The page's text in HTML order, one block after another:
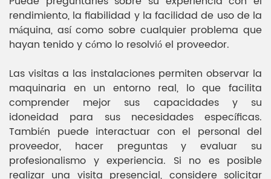
rendimiento, la fiabilidad y la facilidad de uso de la
máquina, así como sobre cualquier problema que
hayan tenido y cómo lo resolvió el proveedor.
Las visitas a las instalaciones permiten observar la
maquinaria en un entorno real, lo que facilita
comprender mejor sus capacidades y su
idoneidad para sus necesidades específicas.
También puede interactuar con el personal del
proveedor, hacer preguntas y evaluar su
profesionalismo y experiencia. Si no es posible
realizar una visita presencial, considere solicitar